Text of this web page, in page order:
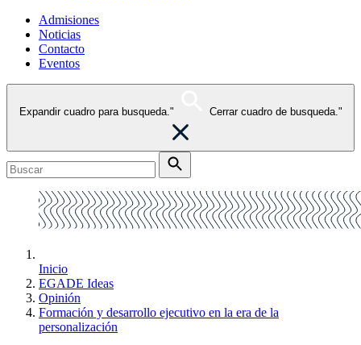
Admisiones
Noticias
Contacto
Eventos
Expandir cuadro para busqueda." Cerrar cuadro de busqueda."
Inicio
EGADE Ideas
Opinión
Formación y desarrollo ejecutivo en la era de la
personalización